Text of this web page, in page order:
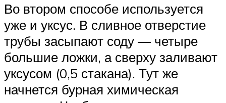
Во втором способе используется
уже и уксус. В сливное отверстие
трубы засыпают соду — четыре
большие ложки, а сверху заливают
уксусом (0,5 стакана). Тут же
начнется бурная химическая